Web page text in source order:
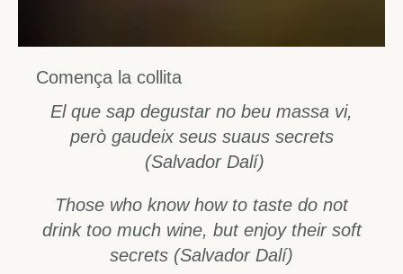
Comença la collita
El que sap degustar no beu massa vi,
però gaudeix seus suaus secrets
(Salvador Dalí)
Those who know how to taste do not
drink too much wine, but enjoy their soft
secrets (Salvador Dalí)